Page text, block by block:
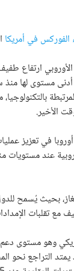
في أمريكا
الأسبوع الماضي، حيث تراجعت
الأخير.
في تعزيز
الطبيعي حاليا بالقرب من